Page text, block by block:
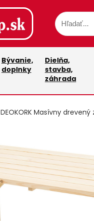
Bývanie,
doplnky
Dielňa,
stavba,
záhrada
DEOKORK Masívny